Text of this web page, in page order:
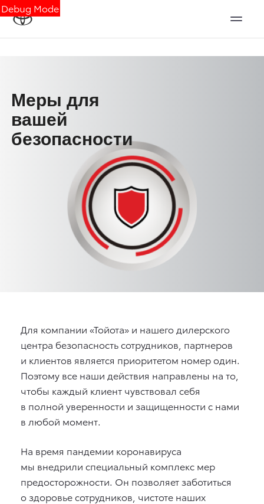
Debug Mode
Меры для
вашей
безопасности
Для компании «Тойота» и нашего дилерского
центра безопасность сотрудников, партнеров
и клиентов является приоритетом номер один.
Поэтому все наши действия направлены на то,
чтобы каждый клиент чувствовал себя
в полной уверенности и защищенности с нами
в любой момент.
На время пандемии коронавируса
мы внедрили специальный комплекс мер
предосторожности. Он позволяет заботиться
о здоровье сотрудников, чистоте наших